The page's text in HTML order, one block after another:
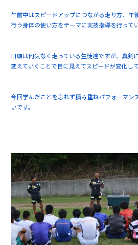
午前中はスピードアップにつながる走り方、午
行う身体の使い方をテーマに実技指導を行って
日頃は何気なく走っている生徒達ですが、真剣
変えていくことで目に見えてスピードが変化して
今回学んだことを忘れず積み重ねパフォーマン
いです。